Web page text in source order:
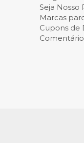
Seja Nosso
Marcas
Cupons de